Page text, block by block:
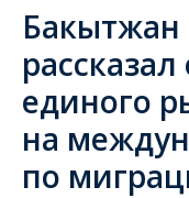
Бакытжан
единого
на
по